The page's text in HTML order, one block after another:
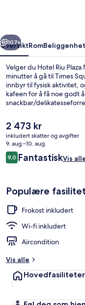
Square
Neste
107+
OversiktRomBeliggenhet
Velger du Hotel Riu
minutter å gå til Times
innbyr til fysisk aktivitet,
kafeen for å få noe godt
snackbar/
kollektivtransport: Det
Bus Terminal Station og
Den
nåværende
prisen
er
2 473 kr
2 473 kr
inkludert skatter og avgifter
9. aug.–10. aug.
Anmeldelser
9,09,0 av 10 –
FantastiskVis
Populære
Frokost inkludert
Wi-fi inkludert
Aircondition
Vis alle
Hovedfasiliteter